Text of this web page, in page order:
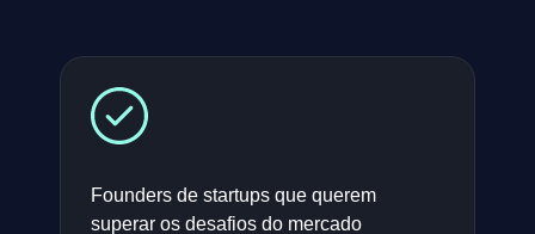
Founders de startups que querem
superar os desafios do mercado